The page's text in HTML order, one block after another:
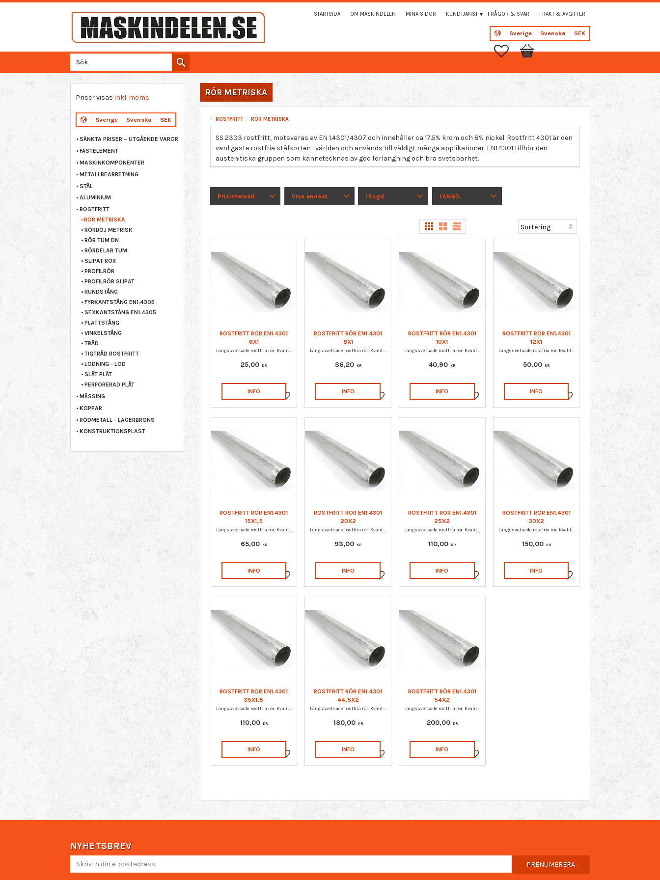
Sverige Svenska SEK
STARTSIDA OM MASKINDELEN MINA SIDOR KUNDTJÄNST FRÅGOR & SVAR FRAKT & AVGIFTER
Favoriter
Kundvagn
RÖR METRISKA
ROSTFRITT RÖR METRISKA
SS 2333 rostfritt, motsvaras av EN 1.4301/4307 och innehåller ca 17.5% krom och 8% nickel. Rostfritt 4301 är den
vanligaste rostfria stålsorten i världen och används till väldigt många applikationer. EN1.4301 tillhör den
austenitiska gruppen som kännetecknas av god förlängning och bra svetsbarhet.
Prisintervall Visa endast Längd
mm.
10
10
2000 MM + / - 20
LÄNGD.
mm.
1000 MM + / - 15
mm.
1
ROSTFRITT RÖR EN1.4301
6X1
Längssvetsade rostfria rör. Kvalitet EN1.4301.
25,00 KR
Lägg till i favoriter
INFO
ROSTFRITT RÖR EN1.4301
8X1
Längssvetsade rostfria rör. Kvalitet EN1.4301.
36,20 KR
Lägg till i favoriter
INFO
ROSTFRITT RÖR EN1.4301
10X1
Längssvetsade rostfria rör. Kvalitet EN1.4301.
40,90 KR
Lägg till i favoriter
INFO
ROSTFRITT RÖR EN1.4301
12X1
Längssvetsade rostfria rör. Kvalitet EN1.4301.
50,00 KR
Lägg till i favoriter
INFO
ROSTFRITT RÖR EN1.4301
15X1,5
Längssvetsade rostfria rör. Kvalitet EN1.4301.
65,00 KR
Lägg till i favoriter
INFO
ROSTFRITT RÖR EN1.4301
20X2
93,00 KR
Lägg till i favoriter
INFO
ROSTFRITT RÖR EN1.4301
25X2
110,00 KR
Lägg till i favoriter
INFO
ROSTFRITT RÖR EN1.4301
30X2
150,00 KR
Lägg till i favoriter
INFO
ROSTFRITT RÖR EN1.4301
35X1,5
Längssvetsade rostfria rör. Kvalitet EN1.4301
110,00 KR
Lägg till i favoriter
INFO
ROSTFRITT RÖR EN1.4301
44,5X2
Längssvetsade rostfria rör. Kvalitet EN1.4301
180,00 KR
Lägg till i favoriter
INFO
ROSTFRITT RÖR EN1.4301
54X2
Längssvetsade rostfria rör. Kvalitet EN1.4307.
200,00 KR
Lägg till i favoriter
INFO
Priser visas inkl. moms
Sverige Svenska SEK
SÄNKTA PRISER – UTGÅENDE VAROR
FÄSTELEMENT
MASKINKOMPONENTER
METALLBEARBETNING
STÅL
ALUMINIUM
ROSTFRITT
RÖR METRISKA
RÖRBÖJ METRISK
RÖR TUM DN
RÖRDELAR TUM
SLIPAT RÖR
PROFILRÖR
PROFILRÖR SLIPAT
RUNDSTÅNG
FYRKANTSTÅNG EN1.4305
SEXKANTSTÅNG EN1.4305
PLATTSTÅNG
VINKELSTÅNG
TRÅD
TIGTRÅD ROSTFRITT
LÖDNING - LOD
SLÄT PLÅT
PERFORERAD PLÅT
MÄSSING
KOPPAR
RÖDMETALL - LAGERBRONS
KONSTRUKTIONSPLAST
NYHETSBREV
PRENUMERERA